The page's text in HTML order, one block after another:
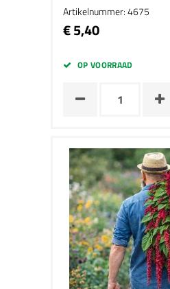
Artikelnummer: 4675
€ 5,40
OP VOORRAAD